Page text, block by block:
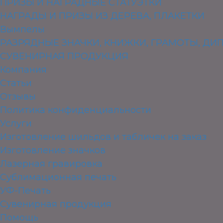
ПРИЗЫ И НАГРАДНЫЕ СТАТУЭТКИ
НАГРАДЫ И ПРИЗЫ ИЗ ДЕРЕВА, ПЛАКЕТКИ
Вымпелы
РАЗРЯДНЫЕ ЗНАЧКИ, КНИЖКИ, ГРАМОТЫ,
СУВЕНИРНАЯ ПРОДУКЦИЯ
Компания
Статьи
Отзывы
Политика конфиденциальности
Услуги
Изготовление шильдов и табличек на заказ
Изготовление значков
Лазерная гравировка
Сублимационная печать
УФ-Печать
Сувенирная продукция
Помощь